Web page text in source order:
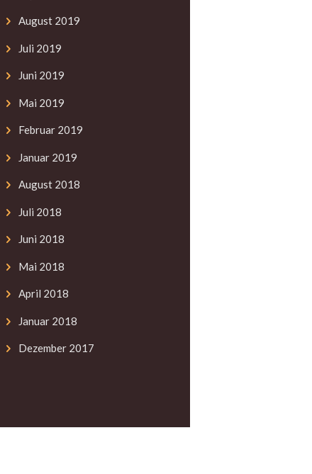
August 2019
Juli 2019
Juni 2019
Mai 2019
Februar 2019
Januar 2019
August 2018
Juli 2018
Juni 2018
Mai 2018
April 2018
Januar 2018
Dezember 2017